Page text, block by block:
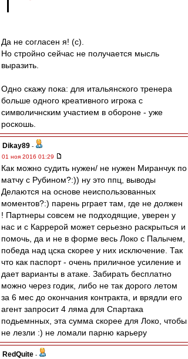
Да не согласен я! (с).
Но стройно сейчас не получается мысль
выразить.
Одно скажу пока: для итальянского тренера
больше одного креативного игрока с
символичнским участием в обороне - уже
роскошь.
Dikay89 -
01 ноя 2016 01:29
Как можно судить нужен/ не нужен Миранчук по
матчу с Рубином?:)) ну это ппц, выводы
Делаются на основе неиспользованных
моментов?:) парень рграет там, где не должен
! Партнеры совсем не подходящие, уверен у
нас и с Каррерой может серьезно раскрыться и
помочь, да и не в форме весь Локо с Палычем,
победа над цска скорее у них исключение. Так
что как паспорт - очень приличное усиление и
дает варианты в атаке. Забирать бесплатно
можно через годик, либо не так дорого летом
за 6 мес до окончания контракта, и врядли его
агент запросит 4 ляма для Спартака
подьемнных, эта сумма скорее для Локо, чтобы
не лезли :) не ломали парню карьеру
RedQuite -